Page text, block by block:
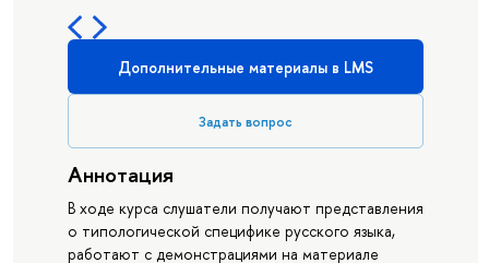
Дополнительные материалы в LMS
Задать вопрос
Аннотация
В ходе курса слушатели получают представления
о типологической специфике русского языка,
работают с демонстрациями на материале